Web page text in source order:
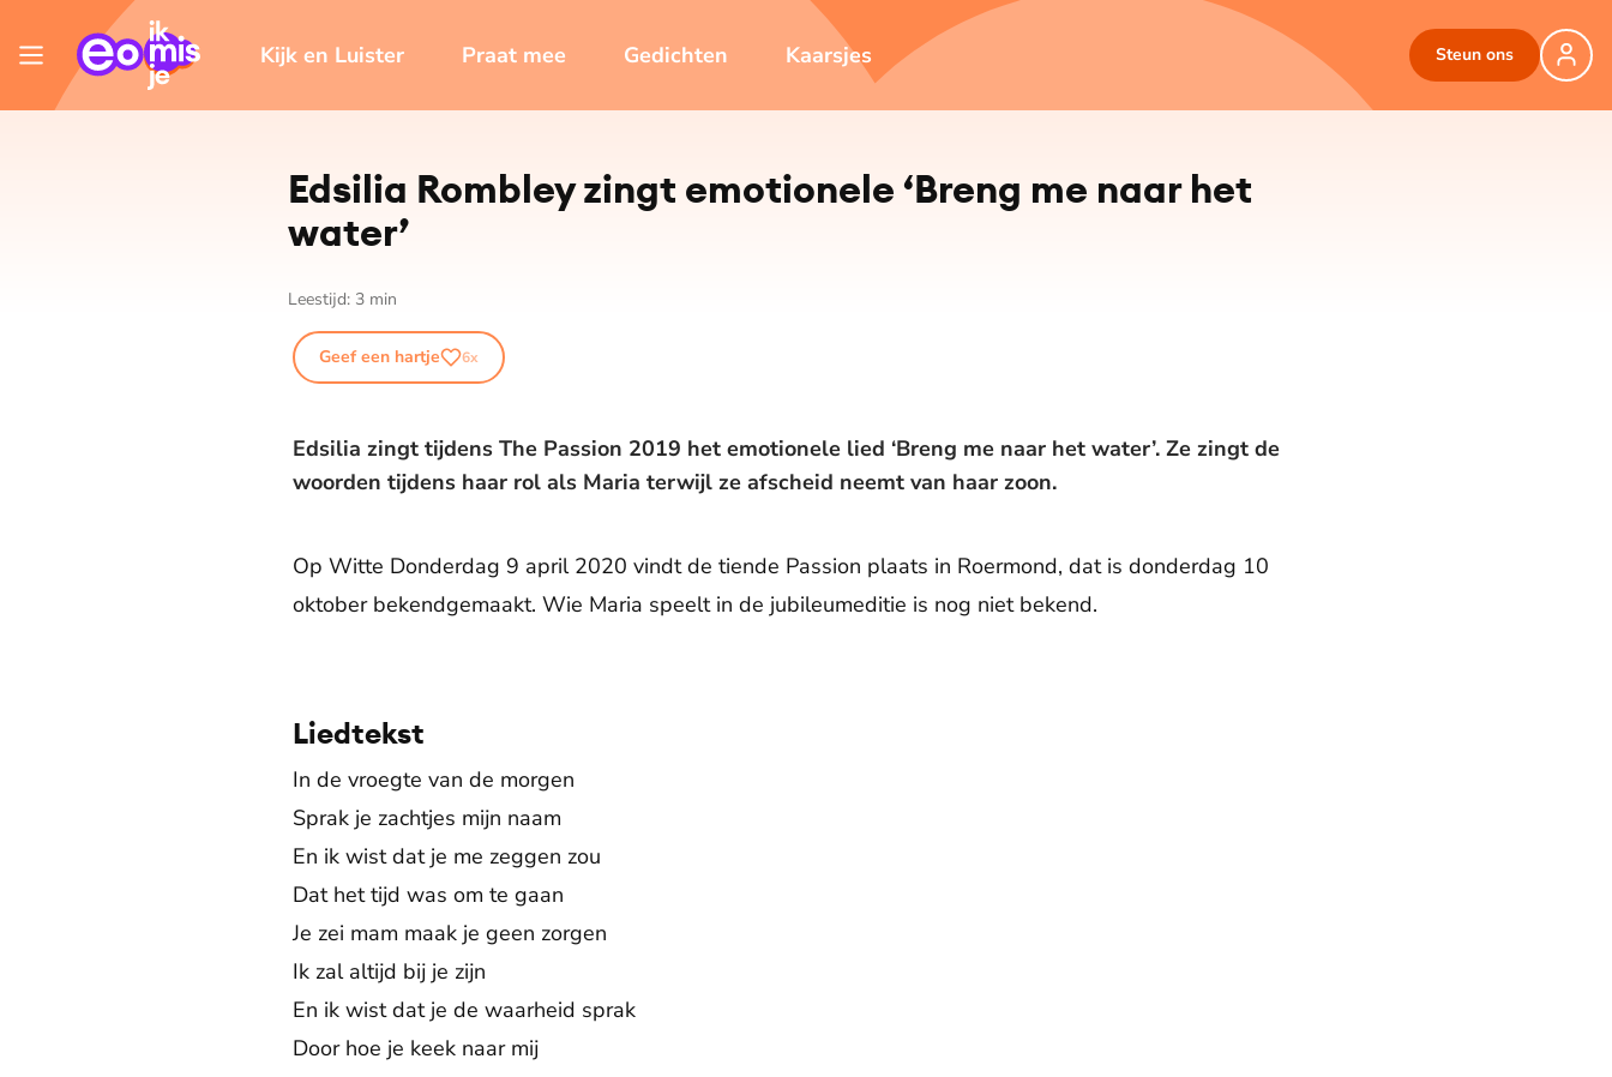
Kijk en Luister Praat mee Gedichten Kaarsjes Steun ons
Edsilia Rombley zingt emotionele ‘Breng me naar het
water’
Leestijd: 3 min
Geef een hartje 6x
Edsilia zingt tijdens The Passion 2019 het emotionele lied ‘Breng me naar het water’. Ze zingt de
woorden tijdens haar rol als Maria terwijl ze afscheid neemt van haar zoon.
Op Witte Donderdag 9 april 2020 vindt de tiende Passion plaats in Roermond, dat is donderdag 10
oktober bekendgemaakt. Wie Maria speelt in de jubileumeditie is nog niet bekend.
De weergave van deze video vereist jouw toestemming voor
Liedtekst
In de vroegte van de morgen
Sprak je zachtjes mijn naam
En ik wist dat je me zeggen zou
Dat het tijd was om te gaan
Je zei mam maak je geen zorgen
Ik zal altijd bij je zijn
En ik wist dat je de waarheid sprak
Door hoe je keek naar mij